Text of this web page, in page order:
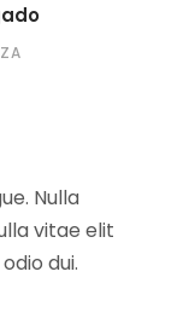
Nulla
vitae elit
dui.